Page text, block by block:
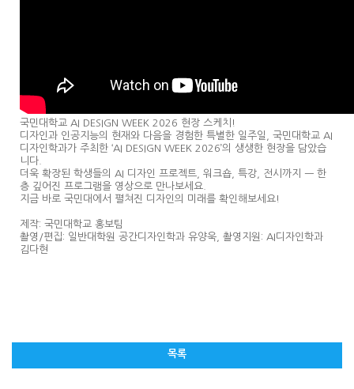
국민대학교 AI DESIGN WEEK 2026 현장 스케치!
디자인과 인공지능의 현재와 다음을 경험한 특별한 일주일, 국민대학교 AI
디자인학과가 주최한 ‘AI DESIGN WEEK 2026’의 생생한 현장을 담았습
니다.
더욱 확장된 학생들의 AI 디자인 프로젝트, 워크숍, 특강, 전시까지 ㅡ 한
층 깊어진 프로그램을 영상으로 만나보세요.
지금 바로 국민대에서 펼쳐진 디자인의 미래를 확인해보세요!
제작: 국민대학교 홍보팀
촬영/편집: 일반대학원 공간디자인학과 유양욱, 촬영지원: AI디자인학과
김다현
목록